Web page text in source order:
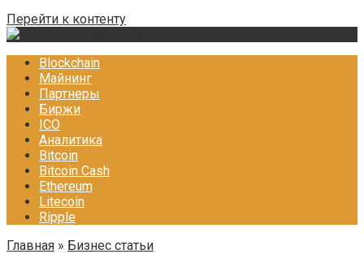
Перейти к контенту
Blockchain
Майнинг
Партнеры
Биржи
ICO
Аналитика
Bitcoin
Bitcoin Cash
Ethereum
Litecoin
Ripple
Главная » Бизнес статьи